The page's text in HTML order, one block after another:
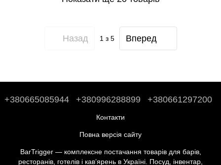
Назад 1з 5 Вперед
+380665085944 +380996288899 +380661297200
Контакти
Повна версія сайту
BarTrigger — комплексне постачання товарів для барів,
ресторанів, готелів і кав’ярень в Україні. Посуд, інвентар,